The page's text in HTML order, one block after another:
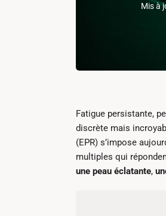
Mis à
Fatigue persistante,
discrète mais
(EPR) s’impose
multiples qui
une peau éclatante,